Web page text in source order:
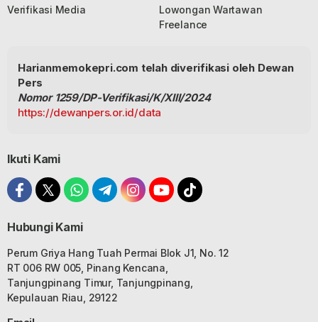
Verifikasi Media
Lowongan Wartawan
Freelance
Harianmemokepri.com telah diverifikasi oleh Dewan
Pers
Nomor 1259/DP-Verifikasi/K/XIII/2024
https://dewanpers.or.id/data
Ikuti Kami
Hubungi Kami
Perum Griya Hang Tuah Permai Blok J1, No. 12
RT 006 RW 005, Pinang Kencana,
Tanjungpinang Timur, Tanjungpinang,
Kepulauan Riau, 29122